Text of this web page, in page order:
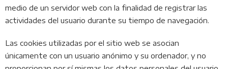
medio de un servidor web con la finalidad de registrar las
actividades del usuario durante su tiempo de navegación.
Las cookies utilizadas por el sitio web se asocian
únicamente con un usuario anónimo y su ordenador, y no